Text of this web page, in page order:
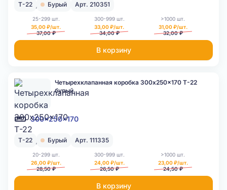
Т-22 Бурый Арт. 210351
25-299 шт.
35,00 ₽/шт.
37,00 ₽
300-999 шт.
33,00 ₽/шт.
34,00 ₽
>1000 шт.
31,00 ₽/шт.
32,00 ₽
В корзину
300x250x170
Четырехклапанная коробка 300x250x170 Т-22
бурый
Т-22 Бурый Арт. 111335
20-299 шт.
26,00 ₽/шт.
28,50 ₽
300-999 шт.
24,00 ₽/шт.
26,50 ₽
>1000 шт.
23,00 ₽/шт.
24,50 ₽
В корзину